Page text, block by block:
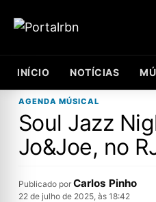
INÍCIO NOTÍCIAS
AGENDA MÚSICAL
Soul Jazz
Jo&Joe, no
Publicado por Carlos Pinho
22 de julho de 2025, às 18:42